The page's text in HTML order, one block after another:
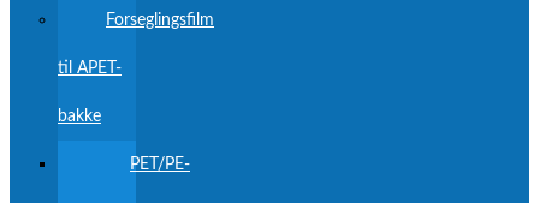
Forseglingsfilm
til APET-
bakke
PET/PE-